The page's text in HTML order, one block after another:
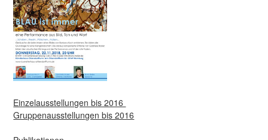
Einzelausstellungen bis 2016
Gruppenausstellungen bis 2016